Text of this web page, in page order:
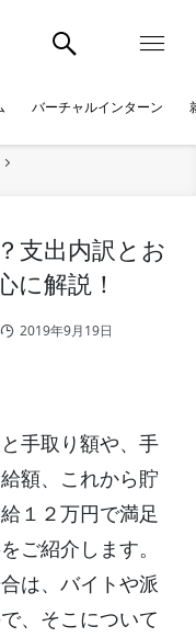
バーチャルインターン
支出内訳とお
に解説！
2019年9月19日
手取り額や、手
額、これから貯
１２万円で満足
ご紹介します。
は、バイトや派
、そこについて